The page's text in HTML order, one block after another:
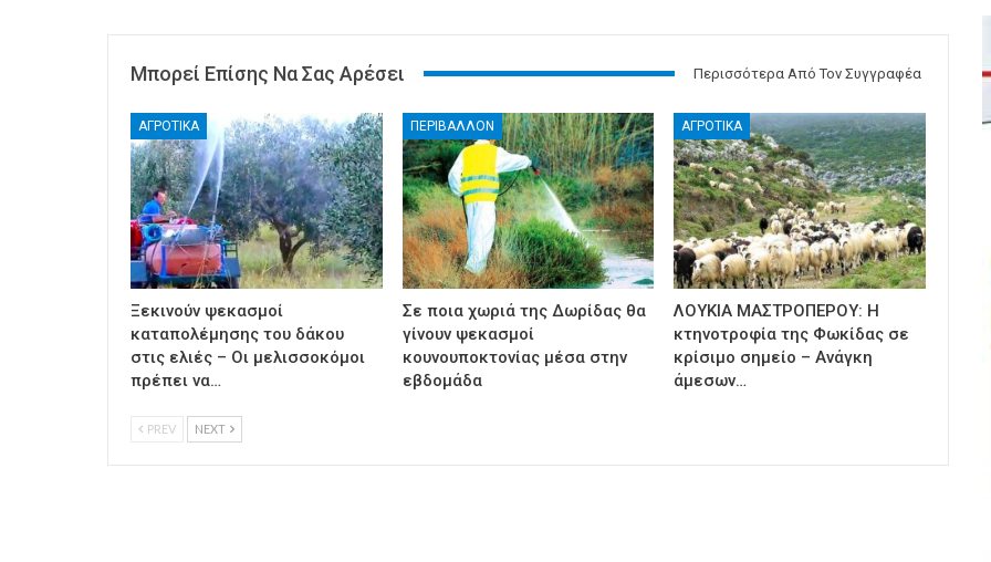
Μπορεί Επίσης Να Σας Αρέσει Περισσότερα Από Τον Συγγραφέα
ΑΓΡΟΤΙΚΑ
Ξεκινούν ψεκασμοί
καταπολέμησης του δάκου
στις ελιές – Οι μελισσοκόμοι
πρέπει να…
ΠΕΡΙΒΑΛΛΟΝ
Σε ποια χωριά της Δωρίδας θα
γίνουν ψεκασμοί
κουνουποκτονίας μέσα στην
εβδομάδα
ΑΓΡΟΤΙΚΑ
ΛΟΥΚΙΑ ΜΑΣΤΡΟΠΕΡΟΥ: Η
κτηνοτροφία της Φωκίδας σε
κρίσιμο σημείο – Ανάγκη
άμεσων…
PREV NEXT